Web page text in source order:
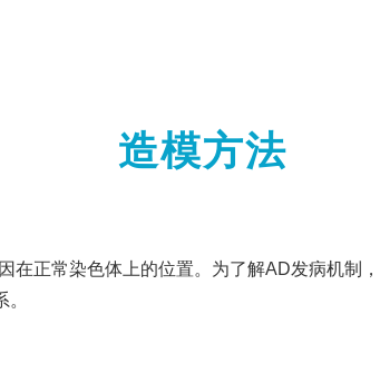
造模方法
在正常染色体上的位置。为了解AD发病机制